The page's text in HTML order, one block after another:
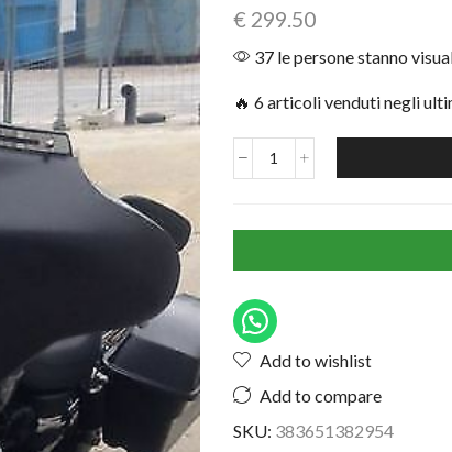
€ 299.50
37 le persone stanno
🔥 6 articoli venduti negli
Add to wishlist
Add to compare
SKU: 383651382954